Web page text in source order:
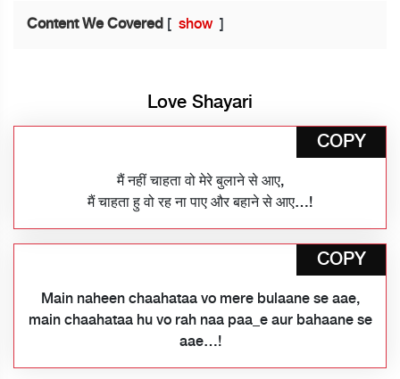
Content We Covered [ show ]
Love Shayari
COPY
मैं नहीं चाहता वो मेरे बुलाने से आए,
मैं चाहता हु वो रह ना पाए और बहाने से आए…!
COPY
Main naheen chaahataa vo mere bulaane se aae,
main chaahataa hu vo rah naa paa_e aur bahaane se
aae…!